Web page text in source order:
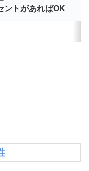
ントがあればOK